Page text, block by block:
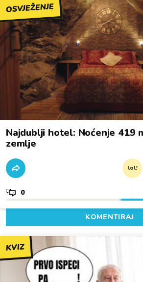
OSVJEŽENJE
Najdublji hotel: Noćenje 419
zemlje
lol!
0
KOMENTIRAJ
KVIZ